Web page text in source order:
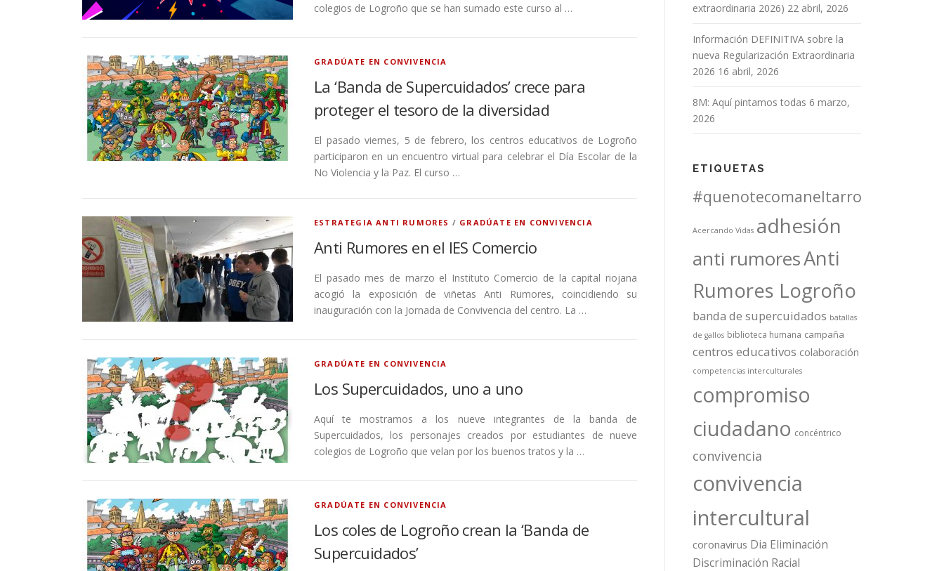
colegios de Logroño que se han sumado este curso al …
GRADÚATE EN CONVIVENCIA
La ‘Banda de Supercuidados’ crece para
proteger el tesoro de la diversidad
El pasado viernes, 5 de febrero, los centros educativos de Logroño
participaron en un encuentro virtual para celebrar el Día Escolar de la
No Violencia y la Paz. El curso …
ESTRATEGIA ANTI RUMORES / GRADÚATE EN CONVIVENCIA
Anti Rumores en el IES Comercio
El pasado mes de marzo el Instituto Comercio de la capital riojana
acogió la exposición de viñetas Anti Rumores, coincidiendo su
inauguración con la Jornada de Convivencia del centro. La …
GRADÚATE EN CONVIVENCIA
Los Supercuidados, uno a uno
Aquí te mostramos a los nueve integrantes de la banda de
Supercuidados, los personajes creados por estudiantes de nueve
colegios de Logroño que velan por los buenos tratos y la …
GRADÚATE EN CONVIVENCIA
Los coles de Logroño crean la ‘Banda de
Supercuidados’
extraordinaria 2026) 22 abril, 2026
Información DEFINITIVA sobre la
nueva Regularización Extraordinaria
2026 16 abril, 2026
8M: Aquí pintamos todas 6 marzo,
2026
ETIQUETAS
#quenotecomaneltarro
Acercando Vidas adhesión
anti rumoresAnti
Rumores Logroño
banda de supercuidados batallas
de gallos biblioteca humana campaña
centros educativos colaboración
competencias interculturales
compromiso
ciudadano concéntrico
convivencia
convivencia
intercultural
coronavirus Dia Eliminación
Discriminación Racial